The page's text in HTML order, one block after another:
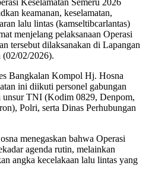
Keselamatan Semeru 2026
keamanan, keselamatan,
lalu lintas (kamseltibcarlantas)
menjelang pelaksanaan Operasi
tersebut dilaksanakan di Lapangan
(02/02/2026).
Bangkalan Kompol Hj. Hosna
ini diikuti personel gabungan
unsur TNI (Kodim 0829, Denpom,
Polri, serta Dinas Perhubungan
menegaskan bahwa Operasi
agenda rutin, melainkan
angka kecelakaan lalu lintas yang